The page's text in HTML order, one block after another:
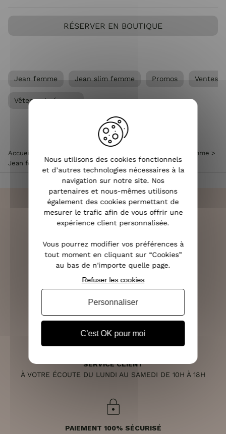
RÉSERVER EN BOUTIQUE
Jean femme Jean slim femme Promos Ventes
Vêtements femme
Accueil Jean slim femme >
Jean femme slim bleu foncé coupe confort push up
OFFERTE DÈS 70€
RETOURS SOUS 14 JOURS
SERVICE CLIENT
À VOTRE ÉCOUTE DU LUNDI AU SAMEDI DE 10H À 18H
PAIEMENT 100% SÉCURISÉ
Nous utilisons des cookies fonctionnels
et d’autres technologies nécessaires à la
navigation sur notre site. Nos
partenaires et nous-mêmes utilisons
également des cookies permettant de
mesurer le trafic afin de vous offrir une
expérience client personnalisée.
Vous pourrez modifier vos préférences à
tout moment en cliquant sur “Cookies”
au bas de n'importe quelle page.
C'est OK pour moi
Refuser les cookies
Personnaliser